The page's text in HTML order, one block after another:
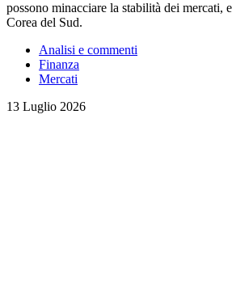
possono minacciare la stabilità dei mercati,
Corea del Sud.
Analisi e commenti
Finanza
Mercati
13 Luglio 2026